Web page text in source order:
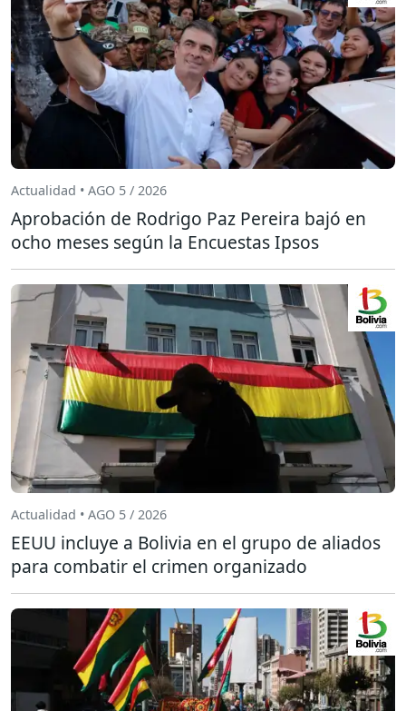
Actualidad • AGO 5 / 2026
Aprobación de Rodrigo Paz Pereira bajó en
ocho meses según la Encuestas Ipsos
Actualidad • AGO 5 / 2026
EEUU incluye a Bolivia en el grupo de aliados
para combatir el crimen organizado